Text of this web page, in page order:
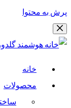
پرش به محتوا
خانه
محصولات